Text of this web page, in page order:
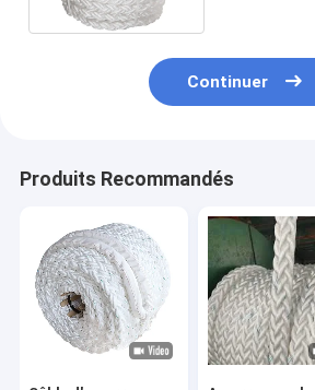
Continuer
Produits Recommandés